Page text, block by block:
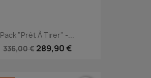
Pack "Prêt À Tirer" -...
336,00 € 289,90 €